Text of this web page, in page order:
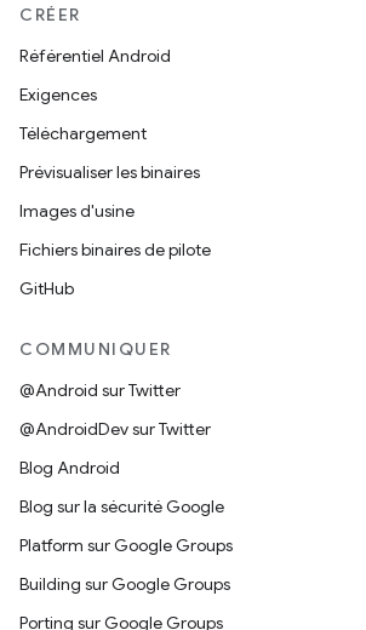
CRÉER
Référentiel Android
Exigences
Téléchargement
Prévisualiser les binaires
Images d'usine
Fichiers binaires de pilote
GitHub
COMMUNIQUER
@Android sur Twitter
@AndroidDev sur Twitter
Blog Android
Blog sur la sécurité Google
Platform sur Google Groups
Building sur Google Groups
Porting sur Google Groups